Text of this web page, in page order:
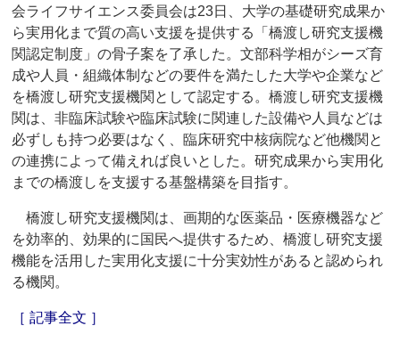
会ライフサイエンス委員会は23日、大学の基礎研究成果か
ら実用化まで質の高い支援を提供する「橋渡し研究支援機
関認定制度」の骨子案を了承した。文部科学相がシーズ育
成や人員・組織体制などの要件を満たした大学や企業など
を橋渡し研究支援機関として認定する。橋渡し研究支援機
関は、非臨床試験や臨床試験に関連した設備や人員などは
必ずしも持つ必要はなく、臨床研究中核病院など他機関と
の連携によって備えれば良いとした。研究成果から実用化
までの橋渡しを支援する基盤構築を目指す。
橋渡し研究支援機関は、画期的な医薬品・医療機器など
を効率的、効果的に国民へ提供するため、橋渡し研究支援
機能を活用した実用化支援に十分実効性があると認められ
る機関。
［ 記事全文 ］